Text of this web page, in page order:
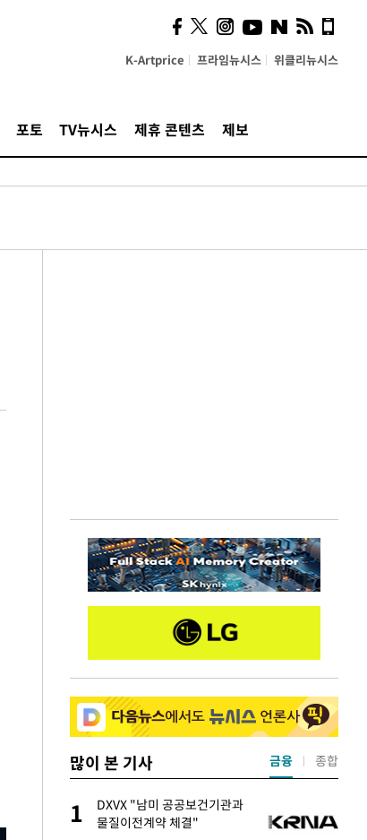
K-Artprice 프라임뉴시스 위클리뉴시스
포토 TV뉴시스 제휴 콘텐츠 제보
많이 본 기사
1
DXVX "남미 공공보건기관과
물질이전계약 체결"
금융 종합